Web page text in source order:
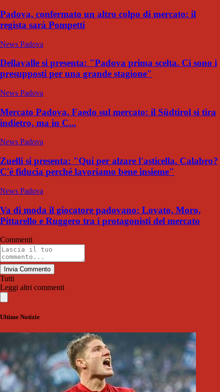
Padova, confermato un altro colpo di mercato: il
regista sarà Pompetti
News Padova
Dellavalle si presenta: "Padova prima scelta. Ci sono i
presupposti per una grande stagione"
News Padova
Mercato Padova, Faedo sul mercato: il Südtirol si tira
indietro, ma in C...
News Padova
Zuelli si presenta: "Qui per alzare l'asticella. Calabro?
C'è fiducia perché lavoriamo bene insieme"
News Padova
Va di moda il giocatore padovano: Lovato, Moro,
Pittarello e Ruggero tra i protagonisti del mercato
Commenti
Invia Commento
Tutti
Leggi altri commenti
Ultime Notizie